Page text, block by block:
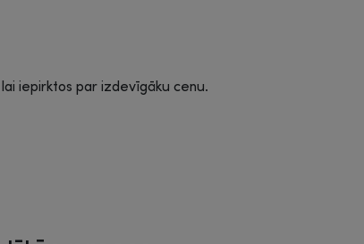
iepirktos par izdevīgāku cenu.